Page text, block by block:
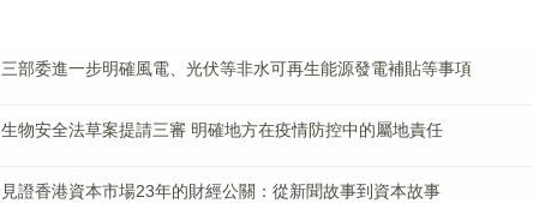
三部委進一步明確風電、光伏等非水可再生能源發電補貼等事項
生物安全法草案提請三審 明確地方在疫情防控中的屬地責任
見證香港資本市場23年的財經公關：從新聞故事到資本故事